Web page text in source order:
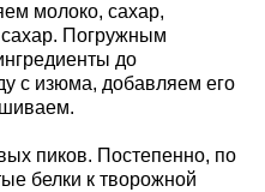
молоко, сахар,
Погружным
до
с изюма, добавляем его
пиков. Постепенно, по
белки к творожной